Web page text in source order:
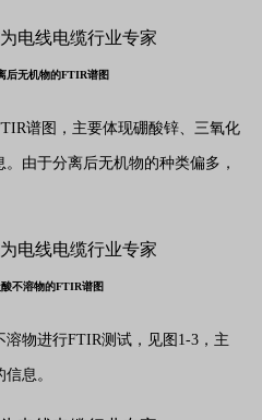
后无机物的FTIR谱图
谱图，主要体现硼酸锌、三氧化
由于分离后无机物的种类偏多，
酸不溶物的FTIR谱图
物进行FTIR测试，见图1-3，主
息。